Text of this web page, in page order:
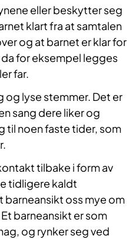
eller beskytter seg
klart fra at samtalen
og at barnet er klar for
for eksempel legges
far.
og lyse stemmer. Det er
sang dere liker og
til noen faste tider, som
tilbake i form av
tidligere kaldt
barneansikt oss mye om
barneansikt er som
og rynker seg ved